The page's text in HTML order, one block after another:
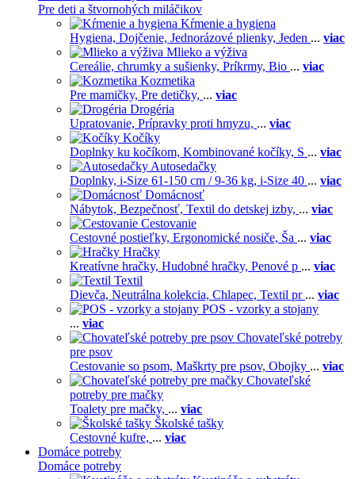
Pre deti a štvornohých miláčikov
Kŕmenie a hygiena
Hygiena, Dojčenie, Jednorázové plienky, Jeden ... viac
Mlieko a výživa
Cereálie, chrumky a sušienky, Príkrmy, Bio ... viac
Kozmetika
Pre mamičky, Pre detičky, ... viac
Drogéria
Upratovanie, Prípravky proti hmyzu, ... viac
Kočíky
Doplnky ku kočíkom, Kombinované kočíky, S ... viac
Autosedačky
Doplnky, i-Size 61-150 cm / 9-36 kg, i-Size 40 ... viac
Domácnosť
Nábytok, Bezpečnosť, Textil do detskej izby, ... viac
Cestovanie
Cestovné postieľky, Ergonomické nosiče, Ša ... viac
Hračky
Kreatívne hračky, Hudobné hračky, Penové p ... viac
Textil
Dievča, Neutrálna kolekcia, Chlapec, Textil pr ... viac
POS - vzorky a stojany
... viac
Chovateľské potreby
pre psov
Cestovanie so psom, Maškrty pre psov, Obojky ... viac
Chovateľské
potreby pre mačky
Toalety pre mačky, ... viac
Školské tašky
Cestovné kufre, ... viac
Domáce potreby
Domáce potreby